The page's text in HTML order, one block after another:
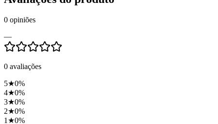
0 opiniões
—
0 avaliações
5★0%
4★0%
3★0%
2★0%
1 ★0%